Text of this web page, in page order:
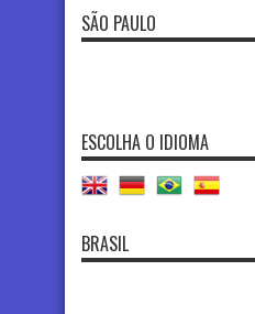
SÃO PAULO
ESCOLHA O IDIOMA
BRASIL